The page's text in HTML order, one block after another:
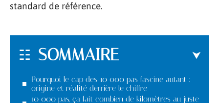
standard de référence.
SOMMAIRE
Pourquoi le cap des 10 000 pas fascine autant :
origine et réalité derrière le chiffre
10 000 pas, ça fait combien de kilomètres au juste